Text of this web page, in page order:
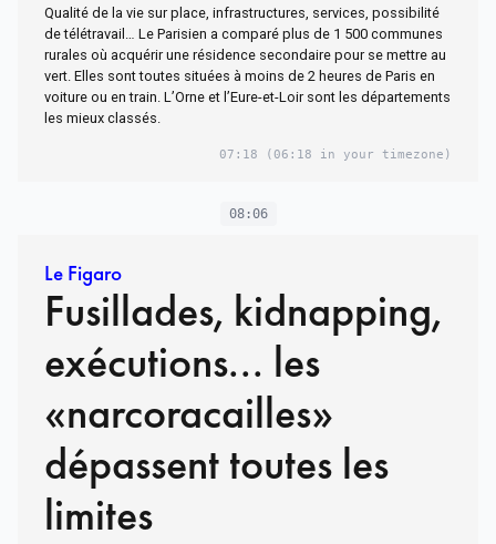
Qualité de la vie sur place, infrastructures, services, possibilité
de télétravail… Le Parisien a comparé plus de 1 500 communes
rurales où acquérir une résidence secondaire pour se mettre au
vert. Elles sont toutes situées à moins de 2 heures de Paris en
voiture ou en train. L’Orne et l’Eure-et-Loir sont les départements
les mieux classés.
07:18 (06:18 in your timezone)
08:06
Le Figaro
Fusillades, kidnapping,
exécutions... les
«narcoracailles»
dépassent toutes les
limites